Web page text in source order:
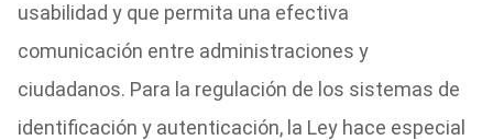
usabilidad y que permita una efectiva
comunicación entre administraciones y
ciudadanos. Para la regulación de los sistemas de
identificación y autenticación, la Ley hace especial